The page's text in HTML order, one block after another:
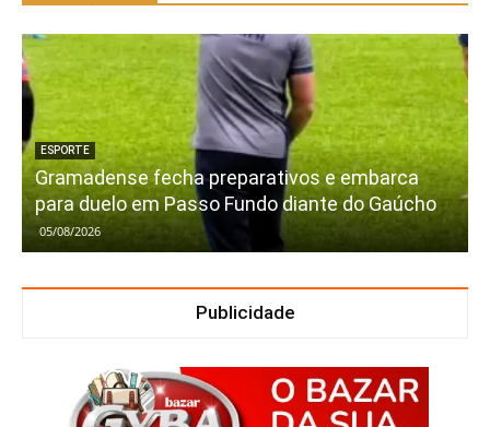
ESPORTE
Gramadense fecha preparativos e embarca
para duelo em Passo Fundo diante do Gaúcho
05/08/2026
Publicidade